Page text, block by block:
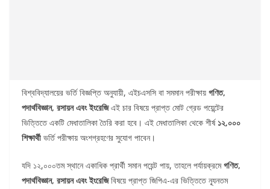
বিশ্ববিদ্যালয়ের ভর্তি বিজ্ঞপ্তি অনুযায়ী, এইচএসসি বা সমমান পরীক্ষায় গণিত,
পদার্থবিজ্ঞান, রসায়ন এবং ইংরেজিএই চার বিষয়ে প্রাপ্ত মোট গ্রেড পয়েন্টের
ভিত্তিতে একটি মেধাতালিকা তৈরি করা হবে। এই মেধাতালিকা থেকে শীর্ষ ১২,০০০
শিক্ষার্থী ভর্তি পরীক্ষায় অংশগ্রহণের সুযোগ পাবেন।
যদি ১২,০০০তম স্থানে একাধিক প্রার্থী সমান পয়েন্ট পায়, তাহলে পর্যায়ক্রমেগণিত,
পদার্থবিজ্ঞান, রসায়ন এবং ইংরেজিবিষয়ে প্রাপ্ত জিপিএ-এর ভিত্তিতে ন্যূনতম